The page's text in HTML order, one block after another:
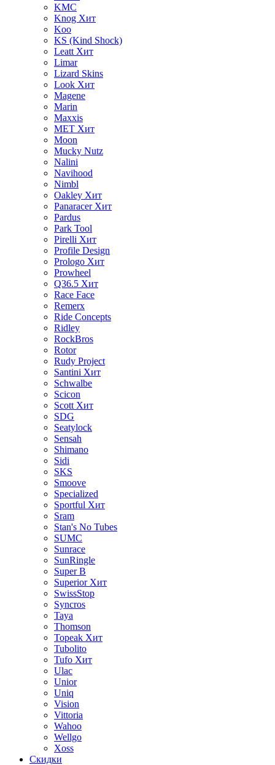
KMC
Knog Хит
Koo
KS (Kind Shock)
Leatt Хит
Limar
Lizard Skins
Look Хит
Magene
Marin
Maxxis
MET Хит
Moon
Mucky Nutz
Nalini
Navihood
Nimbl
Oakley Хит
Panaracer Хит
Pardus
Park Tool
Pirelli Хит
Profile Design
Prologo Хит
Prowheel
Q36.5 Хит
Race Face
Remerx
Ride Concepts
Ridley
RockBros
Rotor
Rudy Project
Santini Хит
Schwalbe
Scicon
Scott Хит
SDG
Seatylock
Sensah
Shimano
Sidi
SKS
Smoove
Specialized
Sportful Хит
Sram
Stan's No Tubes
SUMC
Sunrace
SunRingle
Super B
Superior Хит
SwissStop
Syncros
Taya
Thomson
Topeak Хит
Tubolito
Tufo Хит
Ulac
Unior
Uniq
Vision
Vittoria
Wahoo
Wellgo
Xoss
Скидки